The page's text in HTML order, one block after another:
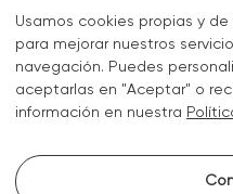
c/ Lluís Muntadas 8,
+34 722 670 621
hello@liquid.cat
Usamos cookies propias y
para mejorar nuestros
navegación. Puedes
aceptarlas en "Aceptar" o
información en nuestra